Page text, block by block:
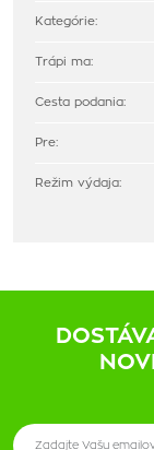
Kategórie:
Trápi ma:
Cesta podania:
Pre:
Režim výdaja: